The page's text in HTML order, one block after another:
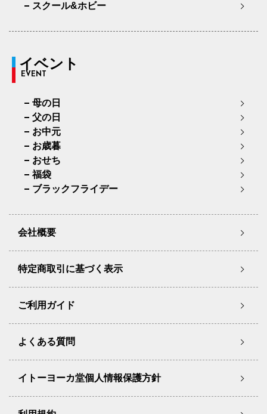
スクール&ホビー
イベント
EVENT
母の日
父の日
お中元
お歳暮
おせち
福袋
ブラックフライデー
会社概要
特定商取引に基づく表示
ご利用ガイド
よくある質問
イトーヨーカ堂個人情報保護方針